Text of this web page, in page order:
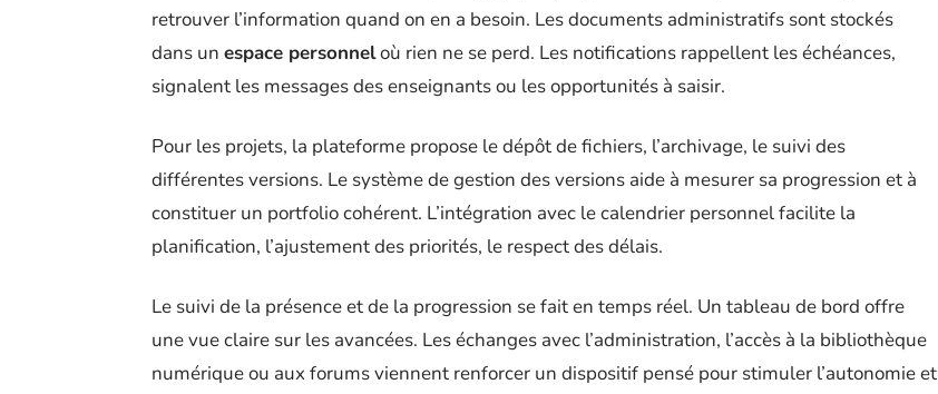
retrouver l’information quand on en a besoin. Les documents administratifs sont stockés
dans un espace personneloù rien ne se perd. Les notifications rappellent les échéances,
signalent les messages des enseignants ou les opportunités à saisir.
Pour les projets, la plateforme propose le dépôt de fichiers, l’archivage, le suivi des
différentes versions. Le système de gestion des versions aide à mesurer sa progression et à
constituer un portfolio cohérent. L’intégration avec le calendrier personnel facilite la
planification, l’ajustement des priorités, le respect des délais.
Le suivi de la présence et de la progression se fait en temps réel. Un tableau de bord offre
une vue claire sur les avancées. Les échanges avec l’administration, l’accès à la bibliothèque
numérique ou aux forums viennent renforcer un dispositif pensé pour stimuler l’autonomie et